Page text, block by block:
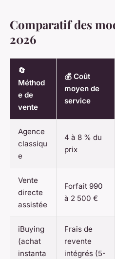
Comparatif des
2026
🔄
Méthod
e de
vente
💰 Coût
moyen de
service
Agence
classiqu
e
4 à 8 % du
prix
Vente
directe
assistée
Forfait 990
à 2 500 €
iBuying
(achat
instanta
Frais de
revente
intégrés (5-